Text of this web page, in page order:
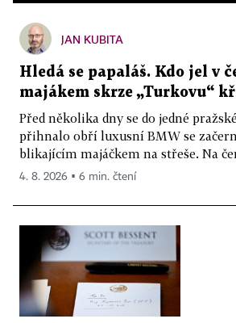
JAN KUBITA
Hledá se papaláš. Kdo jel v
majákem skrze „Turkovu“
Před několika dny se do jedné
přihnalo obří luxusní BMW se
blikajícím majáčkem na střeše. Na
4. 8. 2026 ▪ 6 min. čtení